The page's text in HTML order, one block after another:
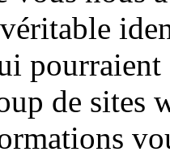
de sites